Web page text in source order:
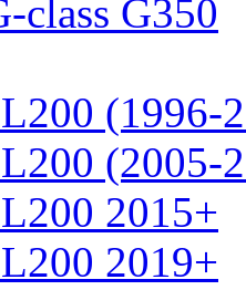
class G350
(1996-
(2005-
2015+
2019+